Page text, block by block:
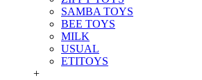
SAMBA TOYS
BEE TOYS
MILK
USUAL
ETITOYS
+